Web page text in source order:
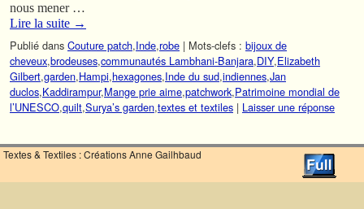
nous mener …
Lire la suite →
Publié dans Couture patch,Inde,robe | Mots-clefs : bijoux de
cheveux,brodeuses,communautés Lambhani-Banjara,DIY,Elizabeth
Gilbert,garden,Hampi,hexagones,Inde du sud,indiennes,Jan
duclos,Kaddirampur,Mange prie aime,patchwork,Patrimoine mondial de
l’UNESCO,quilt,Surya’s garden,textes et textiles | Laisser une réponse
Textes & Textiles : Créations Anne Gailhbaud